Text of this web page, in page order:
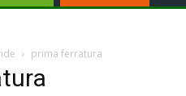
prima ferratura